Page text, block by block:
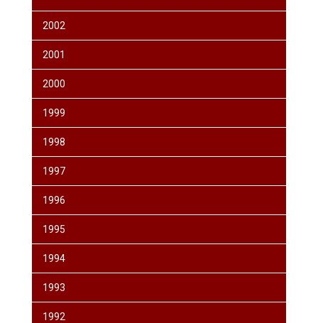
2002
2001
2000
1999
1998
1997
1996
1995
1994
1993
1992